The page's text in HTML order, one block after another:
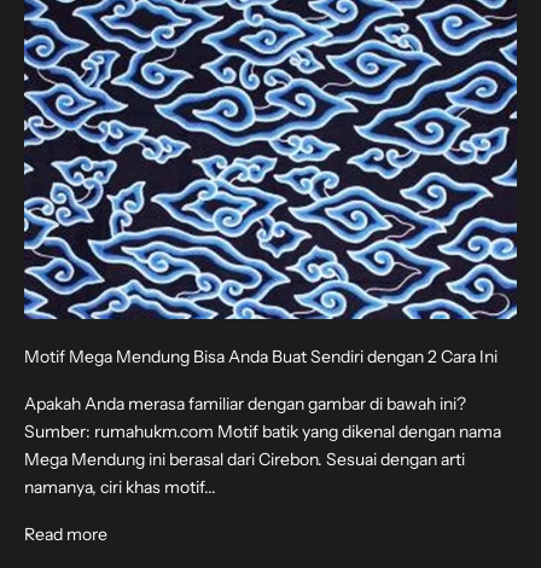
Motif Mega Mendung Bisa Anda Buat Sendiri dengan 2 Cara Ini
Apakah Anda merasa familiar dengan gambar di bawah ini?
Sumber: rumahukm.com Motif batik yang dikenal dengan nama
Mega Mendung ini berasal dari Cirebon. Sesuai dengan arti
namanya, ciri khas motif...
Read more